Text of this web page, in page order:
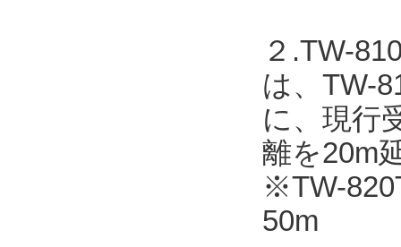
２.TW-
は、TW-
に、現行
離を20m
※TW-
50m